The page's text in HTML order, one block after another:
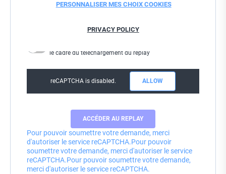
le cadre du téléchargement du replay
reCAPTCHA is disabled. ALLOW
Pour pouvoir soumettre votre demande, merci
d'autoriser le service reCAPTCHA.Pour pouvoir
soumettre votre demande, merci d'autoriser le service
reCAPTCHA.Pour pouvoir soumettre votre demande,
merci d'autoriser le service reCAPTCHA.
PERSONNALISER MES CHOIX COOKIES
PRIVACY POLICY